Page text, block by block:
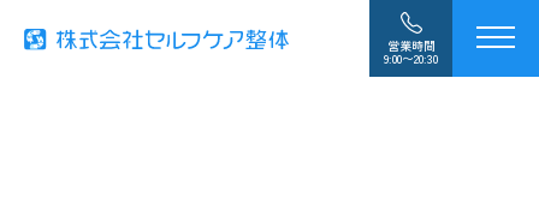
営業時間
9:00〜20:30